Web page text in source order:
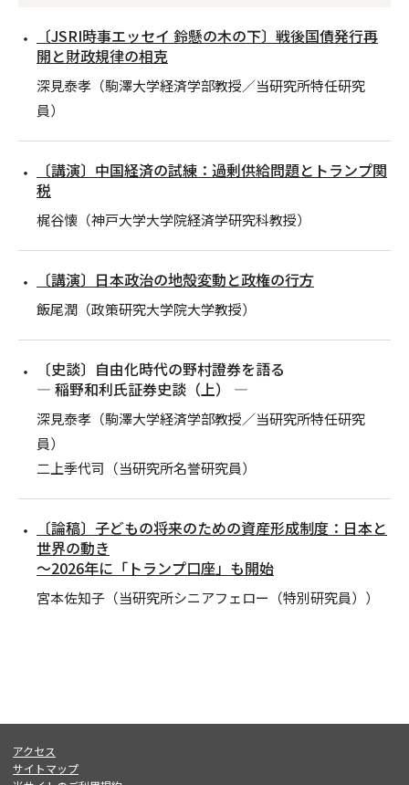
〔JSRI時事エッセイ 鈴懸の木の下〕戦後国債発行再
開と財政規律の相克
深見泰孝（駒澤大学経済学部教授／当研究所特任研究
員）
〔講演〕中国経済の試練：過剰供給問題とトランプ関
税
梶谷懐（神戸大学大学院経済学研究科教授）
〔講演〕日本政治の地殻変動と政権の行方
飯尾潤（政策研究大学院大学教授）
〔史談〕自由化時代の野村證券を語る
― 稲野和利氏証券史談（上） ―
深見泰孝（駒澤大学経済学部教授／当研究所特任研究
員）
二上季代司（当研究所名誉研究員）
〔論稿〕子どもの将来のための資産形成制度：日本と
世界の動き
～2026年に「トランプ口座」も開始
宮本佐知子（当研究所シニアフェロー（特別研究員））
アクセス
サイトマップ